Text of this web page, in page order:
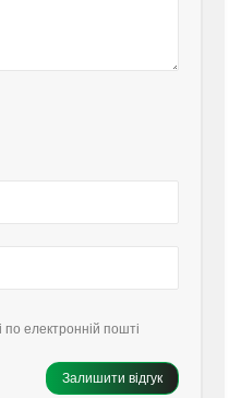
по електронній пошті
Залишити відгук